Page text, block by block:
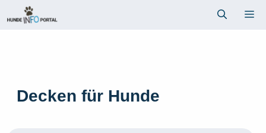
Inhalt
Decken für Hunde